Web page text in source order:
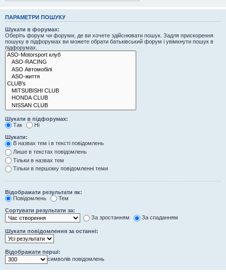
ПАРАМЕТРИ ПОШУКУ
Шукати в форумах:
Оберіть форум чи форуми, де ви хочете здійснювати пошук. Задля прискорення
пошуку в підфорумах ви можете обрати батьківський форум і увімкнути пошук в
підфорумах.
Шукати в підфорумах:
Так
Ні
Шукати:
В назвах тем і в тексті повідомлень
Лише в текстах повідомлень
Тільки в назвах тем
Тільки в першому повідомленні теми
Відображати результати як:
Повідомлень
Тем
Сортувати результати за:
За зростанням
За спаданням
Шукати повідомлення за останні:
Відображати перші:
символів повідомлень